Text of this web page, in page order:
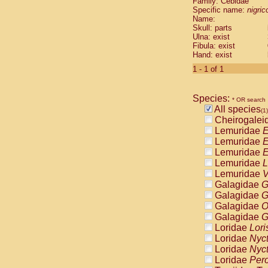
Cebidae
Cebidae
Cebidae
Cebidae
Cebidae
Cebidae
Cebidae
Cebidae
Cebidae
Cebidae
Cebidae
Cebidae
Atelidae
Atelidae
Atelidae
Atelidae
Atelidae
Atelidae
Atelidae
Atelidae
Atelidae
Atelidae
Pitheciidae
Specific name:
Name:
Skull: parts
Ulna: exist
Fibula: exist
Hand: exist
1 - 1 of 1
Species: * OR search
All species(1)
Lemuridae
Lemuridae
Lemuridae
Lemuridae
Lemuridae
Galagidae
Galagidae
Galagidae
Galagidae
Loridae
Loridae
Loridae
Loridae